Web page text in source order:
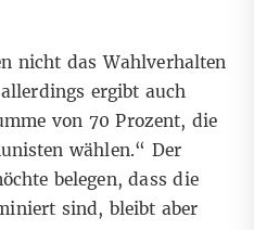
nicht das Wahlverhalten
ergibt auch
von 70 Prozent, die
wählen.“ Der
belegen, dass die
sind, bleibt aber